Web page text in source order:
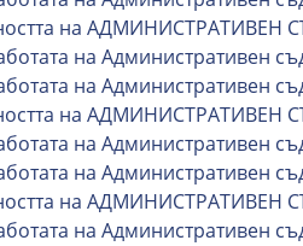
на АДМИНИСТРАТИВЕН
на Административен
на Административен
на АДМИНИСТРАТИВЕН
на Административен
на Административен
на АДМИНИСТРАТИВЕН
на Административен